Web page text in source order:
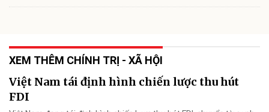
XEM THÊM CHÍNH TRỊ - XÃ HỘI
Việt Nam tái định hình chiến lược thu hút
FDI